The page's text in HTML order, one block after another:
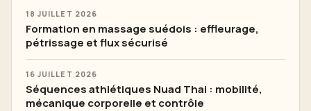
18 JUILLET 2026
Formation en massage suédois : effleurage,
pétrissage et flux sécurisé
16 JUILLET 2026
Séquences athlétiques Nuad Thai : mobilité,
mécanique corporelle et contrôle